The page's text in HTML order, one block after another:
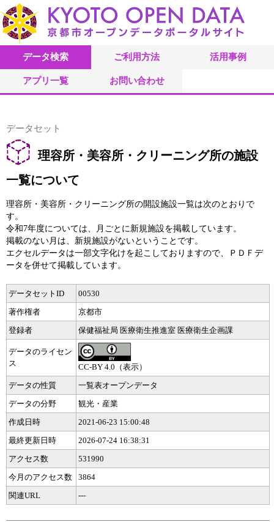
データ検索 ご利用方法 活用事例
アプリ一覧 お問い合わせ
データセット
理容所・美容所・クリーニング所の施設
一覧について
理容所・美容所・クリーニング所の開設施設一覧は次のとおりで
す。
令和7年度については、月ごとに新規施設を掲載しています。
掲載のない月は、新規施設がないということです。
エクセルデータは一部文字化けを起こしておりますので、ＰＤＦデ
ータを併せて掲載しています。
データセットID
00530
著作権者
京都市
登録者
保健福祉局 医療衛生推進室 医療衛生企画課
データのライセン
ス
CC-BY 4.0（表示）
データの性質
一覧表オープンデータ
データの分野
観光・産業
作成日時
2021-06-23 15:00:48
最終更新日時
2026-07-24 16:38:31
アクセス数
531990
今月のアクセス数
3864
関連URL
---